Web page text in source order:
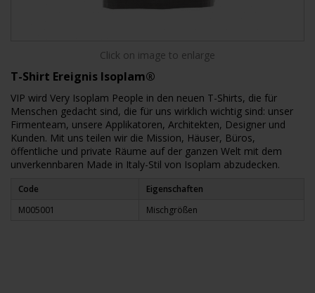
Click on image to enlarge
T-Shirt Ereignis Isoplam®
VIP wird Very Isoplam People in den neuen T-Shirts, die für
Menschen gedacht sind, die für uns wirklich wichtig sind: unser
Firmenteam, unsere Applikatoren, Architekten, Designer und
Kunden. Mit uns teilen wir die Mission, Häuser, Büros,
öffentliche und private Räume auf der ganzen Welt mit dem
unverkennbaren Made in Italy-Stil von Isoplam abzudecken.
Code
Eigenschaften
M005001
Mischgrößen